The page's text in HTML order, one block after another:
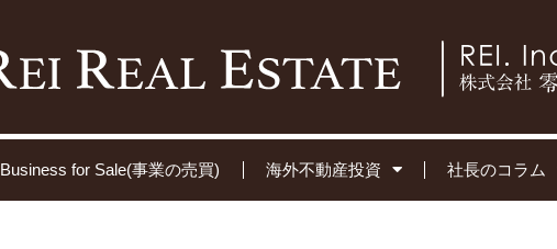
Business for Sale(事業の売買) 海外不動産投資 社長のコラム